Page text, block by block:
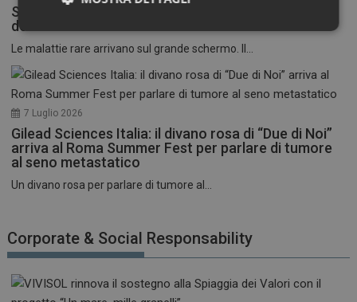
Stati Uniti: nasce il primo festival del cinema
dedicato alle malattie rare
Le malattie rare arrivano sul grande schermo. Il...
7 Luglio 2026
Gilead Sciences Italia: il divano rosa di “Due di Noi”
arriva al Roma Summer Fest per parlare di tumore
al seno metastatico
Un divano rosa per parlare di tumore al...
Corporate & Social Responsability
Necessari Marketing
Necessari Marketing
sito web abilitandone funzionalità di base quali la
NOME
FORNITORE / DOMINIO
.dailyhealthindustry.it
mese